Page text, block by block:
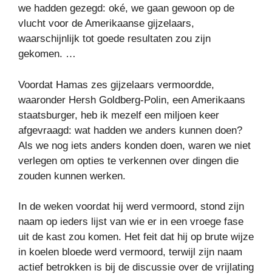
we hadden gezegd: oké, we gaan gewoon op de
vlucht voor de Amerikaanse gijzelaars,
waarschijnlijk tot goede resultaten zou zijn
gekomen. …
Voordat Hamas zes gijzelaars vermoordde,
waaronder Hersh Goldberg-Polin, een Amerikaans
staatsburger, heb ik mezelf een miljoen keer
afgevraagd: wat hadden we anders kunnen doen?
Als we nog iets anders konden doen, waren we niet
verlegen om opties te verkennen over dingen die
zouden kunnen werken.
In de weken voordat hij werd vermoord, stond zijn
naam op ieders lijst van wie er in een vroege fase
uit de kast zou komen. Het feit dat hij op brute wijze
in koelen bloede werd vermoord, terwijl zijn naam
actief betrokken is bij de discussie over de vrijlating